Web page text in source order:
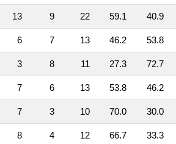
13 9 22 59.1 40.9
6 7 13 46.2 53.8
3 8 11 27.3 72.7
7 6 13 53.8 46.2
7 3 10 70.0 30.0
8 4 12 66.7 33.3